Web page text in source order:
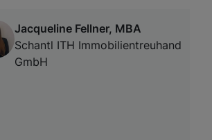
Jacqueline Fellner, MBA
Schantl ITH Immobilientreuhand
GmbH